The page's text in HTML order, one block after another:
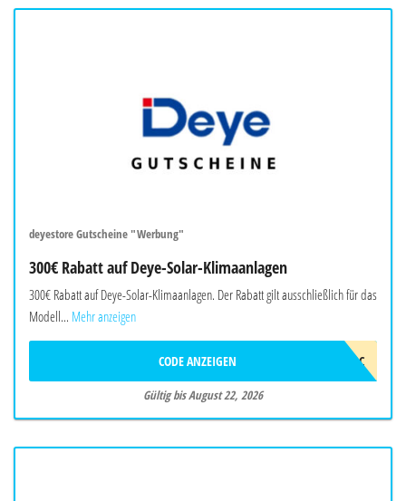
deyestore Gutscheine "Werbung"
300€ Rabatt auf Deye-Solar-Klimaanlagen
300€ Rabatt auf Deye-Solar-Klimaanlagen. Der Rabatt gilt ausschließlich für das
Modell... Mehr anzeigen
2026DEYEAWINAC
CODE ANZEIGEN
Gültig bis August 22, 2026